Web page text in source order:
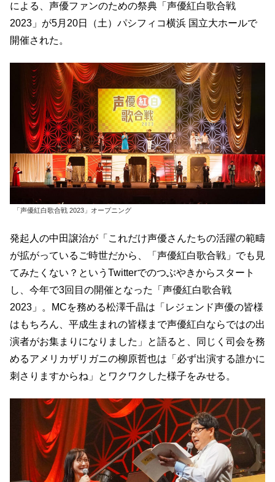
による、声優ファンのための祭典「声優紅白歌合戦
2023」が5月20日（土）パシフィコ横浜 国立大ホールで
開催された。
「声優紅白歌合戦 2023」オープニング
発起人の中田譲治が「これだけ声優さんたちの活躍の範疇
が拡がっているご時世だから、「声優紅白歌合戦」でも見
てみたくない？というTwitterでのつぶやきからスタート
し、今年で3回目の開催となった「声優紅白歌合戦
2023」。MCを務める松澤千晶は「レジェンド声優の皆様
はもちろん、平成生まれの皆様まで声優紅白ならではの出
演者がお集まりになりました」と語ると、同じく司会を務
めるアメリカザリガニの柳原哲也は「必ず出演する誰かに
刺さりますからね」とワクワクした様子をみせる。